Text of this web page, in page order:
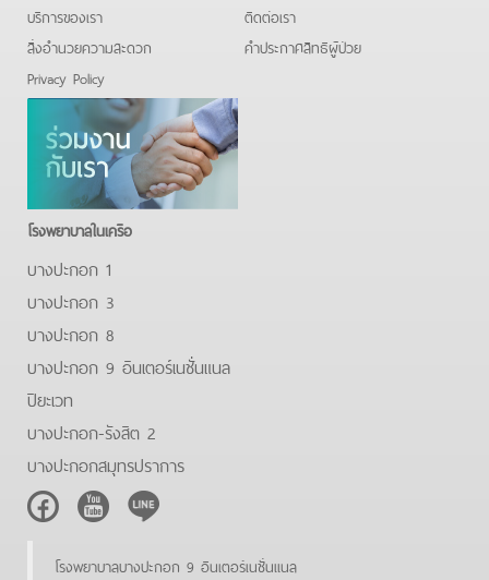
บริการของเรา
สิ่งอำนวยความสะดวก
Privacy Policy
ติดต่อเรา
คําประกาศสิทธิผู้ป่วย
โรงพยาบาลในเครือ
บางปะกอก 1
บางปะกอก 3
บางปะกอก 8
บางปะกอก 9 อินเตอร์เนชั่นแนล
ปิยะเวท
บางปะกอก-รังสิต 2
บางปะกอกสมุทรปราการ
FacebookYoutubeLine
โรงพยาบาลบางปะกอก 9 อินเตอร์เนชั่นแนล